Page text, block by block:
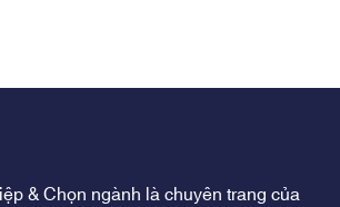
& Chọn ngành là chuyên trang của